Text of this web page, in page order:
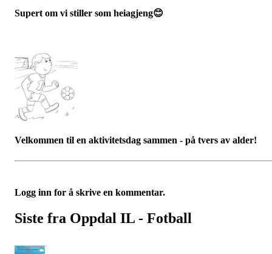
Supert om vi stiller som heiagjeng😊
Velkommen til en aktivitetsdag sammen - på tvers av alder!
Logg inn for å skrive en kommentar.
Siste fra Oppdal IL - Fotball